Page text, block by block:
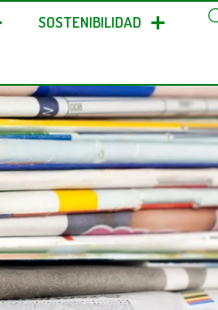
SOSTENIBILIDAD